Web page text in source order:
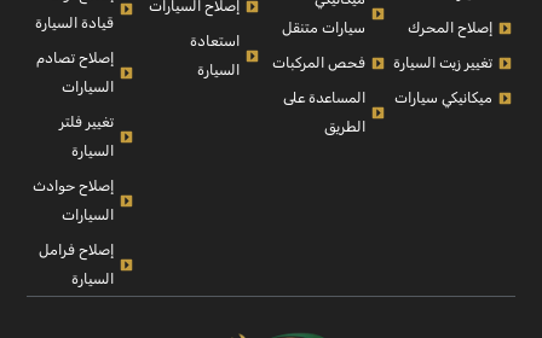
إصلاح المحرك
تغيير زيت السيارة
ميكانيكي سيارات
سيارات متنقل
فحص المركبات
المساعدة على
الطريق
إصلاح السيارات
استعادة
السيارة
قيادة السيارة
إصلاح تصادم
السيارات
تغيير فلتر
السيارة
إصلاح حوادث
السيارات
إصلاح فرامل
السيارة